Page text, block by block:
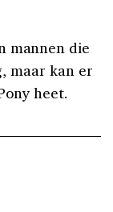
mannen die
maar kan er
heet.